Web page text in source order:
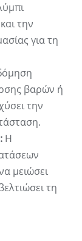
την
για τη
βαρών ή
την
Η
μειώσει
τη